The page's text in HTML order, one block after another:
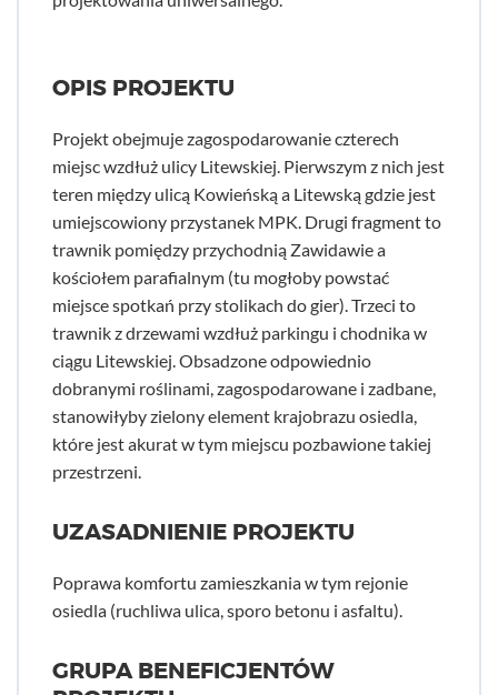
OPIS PROJEKTU
Projekt obejmuje zagospodarowanie czterech
miejsc wzdłuż ulicy Litewskiej. Pierwszym z nich jest
teren między ulicą Kowieńską a Litewską gdzie jest
umiejscowiony przystanek MPK. Drugi fragment to
trawnik pomiędzy przychodnią Zawidawie a
kościołem parafialnym (tu mogłoby powstać
miejsce spotkań przy stolikach do gier). Trzeci to
trawnik z drzewami wzdłuż parkingu i chodnika w
ciągu Litewskiej. Obsadzone odpowiednio
dobranymi roślinami, zagospodarowane i zadbane,
stanowiłyby zielony element krajobrazu osiedla,
które jest akurat w tym miejscu pozbawione takiej
przestrzeni.
UZASADNIENIE PROJEKTU
Poprawa komfortu zamieszkania w tym rejonie
osiedla (ruchliwa ulica, sporo betonu i asfaltu).
GRUPA BENEFICJENTÓW